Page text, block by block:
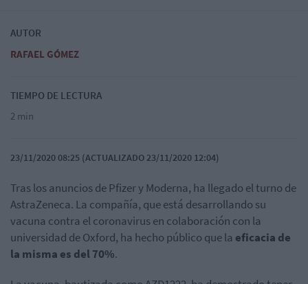
AUTOR
RAFAEL GÓMEZ
TIEMPO DE LECTURA
2 min
23/11/2020 08:25 (ACTUALIZADO 23/11/2020 12:04)
Tras los anuncios de Pfizer y Moderna, ha llegado el turno de
AstraZeneca. La compañía, que está desarrollando su
vacuna contra el coronavirus en colaboración con la
universidad de Oxford, ha hecho público que la eficacia de
la misma es del 70%.